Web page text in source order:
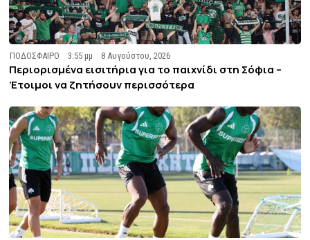
ΠΟΔΟΣΦΑΙΡΟ 3:55 μμ 8 Αυγούστου, 2026
Περιορισμένα εισιτήρια για το παιχνίδι στη Σόφια –
Έτοιμοι να ζητήσουν περισσότερα